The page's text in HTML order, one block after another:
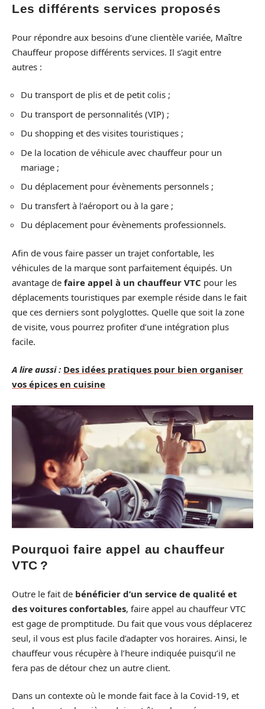
Les différents services proposés
Pour répondre aux besoins d’une clientèle variée, Maître
Chauffeur propose différents services. Il s’agit entre
autres :
Du transport de plis et de petit colis ;
Du transport de personnalités (VIP) ;
Du shopping et des visites touristiques ;
De la location de véhicule avec chauffeur pour un
mariage ;
Du déplacement pour évènements personnels ;
Du transfert à l’aéroport ou à la gare ;
Du déplacement pour évènements professionnels.
Afin de vous faire passer un trajet confortable, les
véhicules de la marque sont parfaitement équipés. Un
avantage de faire appel à un chauffeur VTC pour les
déplacements touristiques par exemple réside dans le fait
que ces derniers sont polyglottes. Quelle que soit la zone
de visite, vous pourrez profiter d’une intégration plus
facile.
A lire aussi : Des idées pratiques pour bien organiser
vos épices en cuisine
Pourquoi faire appel au chauffeur
VTC ?
Outre le fait de bénéficier d’un service de qualité et
des voitures confortables, faire appel au chauffeur VTC
est gage de promptitude. Du fait que vous vous déplacerez
seul, il vous est plus facile d’adapter vos horaires. Ainsi, le
chauffeur vous récupère à l’heure indiquée puisqu’il ne
fera pas de détour chez un autre client.
Dans un contexte où le monde fait face à la Covid-19, et